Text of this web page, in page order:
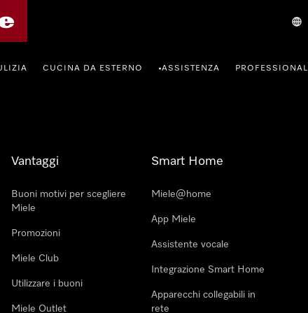
CUCINA DA ESTERNO •ASSISTENZA PROFESSIONAL
Vantaggi
Buoni motivi per scegliere
Miele
Promozioni
Miele Club
Utilizzare i buoni
Miele Outlet
Smart Home
Miele@home
App Miele
Assistente vocale
Integrazione Smart Home
Apparecchi collegabili in
rete